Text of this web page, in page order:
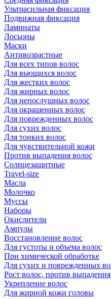
Ультрасильная фиксация
Подвижная фиксация
Ламинаты
Лосьоны
Маски
Антивозрастные
Для всех типов волос
Для вьющихся волос
Для жестких волос
Для жирных волос
Для непослушных волос
Для окрашенных волос
Для поврежденных волос
Для сухих волос
Для тонких волос
Для чувствительной кожи
Против выпадения волос
Солнцезащитные
Travel-size
Масла
Молочко
Муссы
Наборы
Окислители
Ампулы
Восстановление волос
Для густоты и объема волос
При химической обработке
Для сухих и поврежденных
Рост волос, против выпадения
Укрепление волос
Для жирной кожи головы